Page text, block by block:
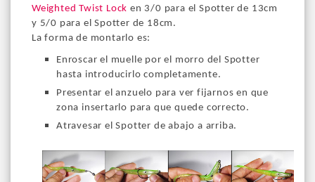
Weighted Twist Lock en 3/0 para el Spotter de 13cm
y 5/0 para el Spotter de 18cm.
La forma de montarlo es:
Enroscar el muelle por el morro del Spotter
hasta introducirlo completamente.
Presentar el anzuelo para ver fijarnos en que
zona insertarlo para que quede correcto.
Atravesar el Spotter de abajo a arriba.